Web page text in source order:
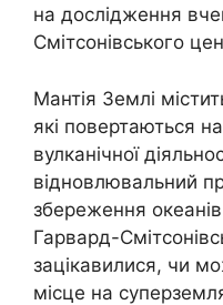
на дослідження
Смітсонівського
Мантія Землі
які повертаються
вулканічної
відновлювальний
збереження
Гарвард-
зацікавилися, чи
місце на